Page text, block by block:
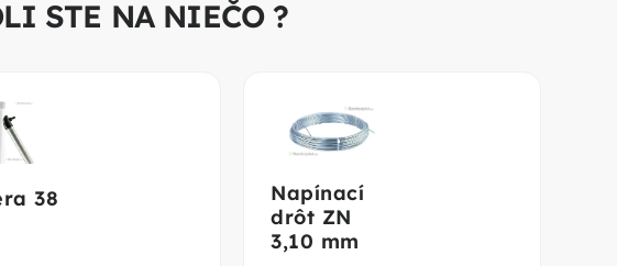
STE NA NIEČO ?
38
Napínací
drôt ZN
3,10 mm